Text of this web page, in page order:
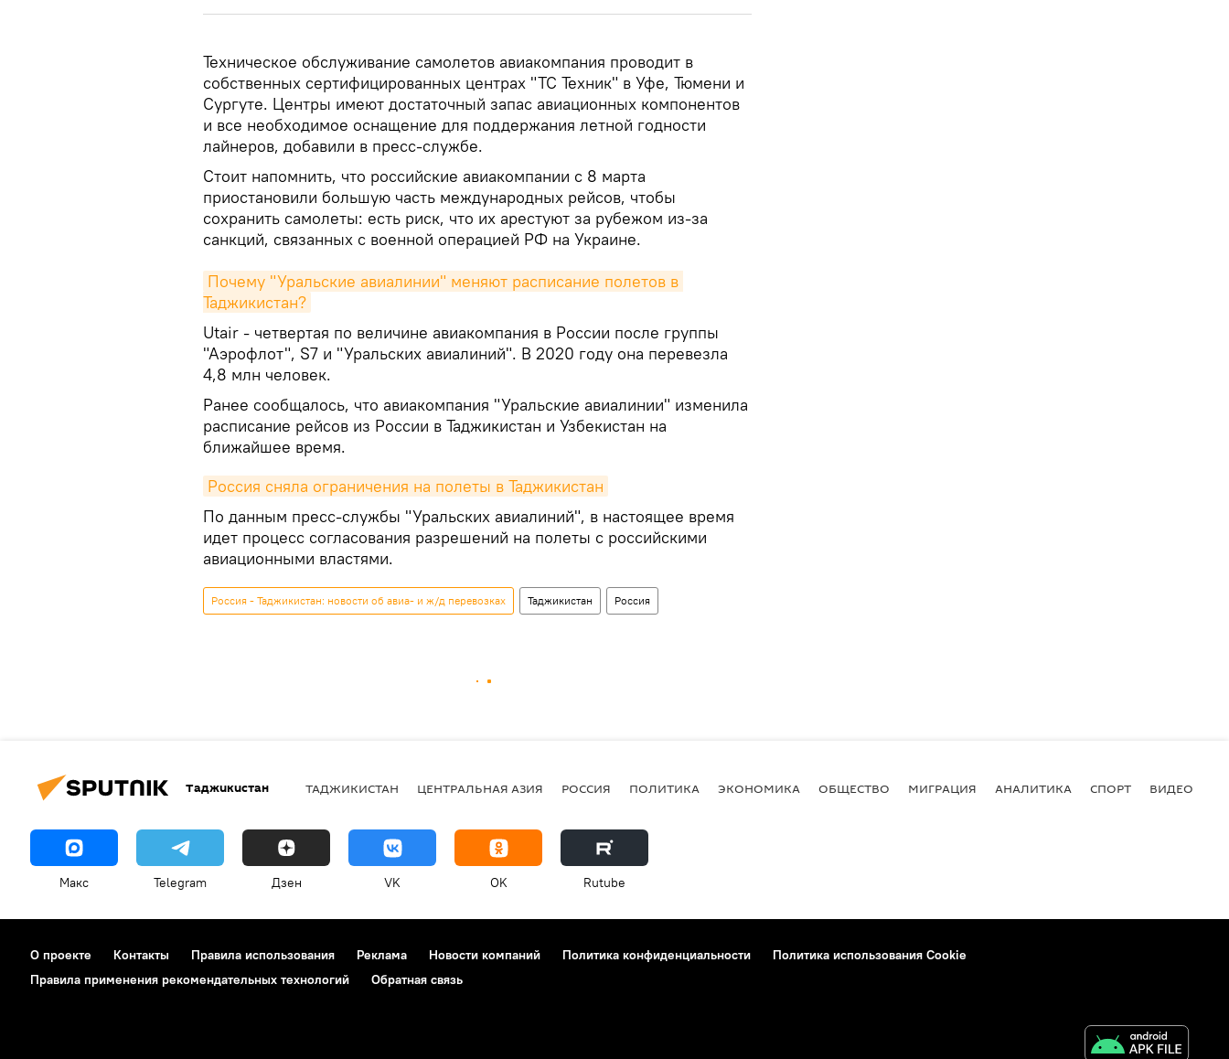
Техническое обслуживание самолетов авиакомпания проводит в
собственных сертифицированных центрах "ТС Техник" в Уфе, Тюмени и
Сургуте. Центры имеют достаточный запас авиационных компонентов
и все необходимое оснащение для поддержания летной годности
лайнеров, добавили в пресс-службе.
Стоит напомнить, что российские авиакомпании с 8 марта
приостановили большую часть международных рейсов, чтобы
сохранить самолеты: есть риск, что их арестуют за рубежом из-за
санкций, связанных с военной операцией РФ на Украине.
Почему "Уральские авиалинии" меняют расписание полетов в
Таджикистан?
Utair - четвертая по величине авиакомпания в России после группы
"Аэрофлот", S7 и "Уральских авиалиний". В 2020 году она перевезла
4,8 млн человек.
Ранее сообщалось, что авиакомпания "Уральские авиалинии" изменила
расписание рейсов из России в Таджикистан и Узбекистан на
ближайшее время.
Россия сняла ограничения на полеты в Таджикистан
По данным пресс-службы "Уральских авиалиний", в настоящее время
идет процесс согласования разрешений на полеты с российскими
авиационными властями.
Россия - Таджикистан: новости об авиа- и ж/д перевозках Таджикистан Россия
Таджикистан ТАДЖИКИСТАН ЦЕНТРАЛЬНАЯ АЗИЯ РОССИЯ ПОЛИТИКА ЭКОНОМИКА ОБЩЕСТВО МИГРАЦИЯ АНАЛИТИКА СПОРТ ВИДЕО
Макс Telegram Дзен VK OK Rutube
О проекте Контакты Правила использования Реклама Новости компаний Политика конфиденциальности
Политика использования Cookie
Правила применения рекомендательных технологий
Обратная связь